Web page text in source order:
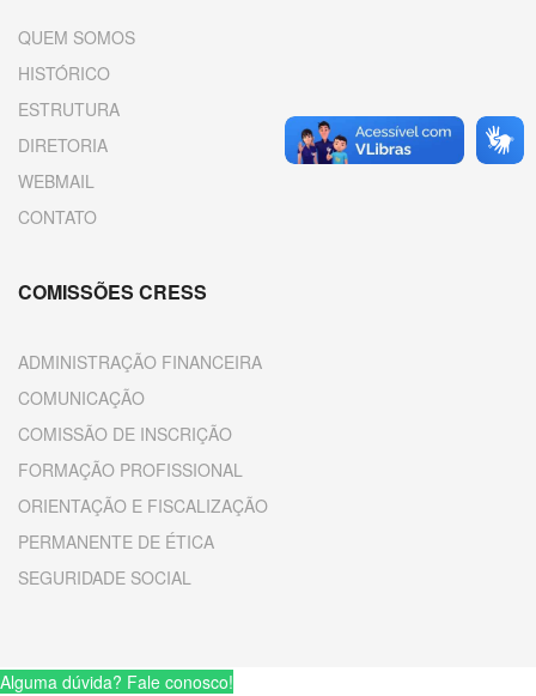
QUEM SOMOS
HISTÓRICO
ESTRUTURA
DIRETORIA
WEBMAIL
CONTATO
COMISSÕES CRESS
ADMINISTRAÇÃO FINANCEIRA
COMUNICAÇÃO
COMISSÃO DE INSCRIÇÃO
FORMAÇÃO PROFISSIONAL
ORIENTAÇÃO E FISCALIZAÇÃO
PERMANENTE DE ÉTICA
SEGURIDADE SOCIAL
Alguma dúvida? Fale conosco!